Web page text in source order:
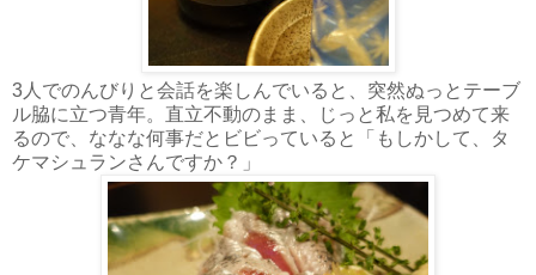
3人でのんびりと会話を楽しんでいると、突然ぬっとテーブ
ル脇に立つ青年。直立不動のまま、じっと私を見つめて来
るので、ななな何事だとビビっていると「もしかして、タ
ケマシュランさんですか？」